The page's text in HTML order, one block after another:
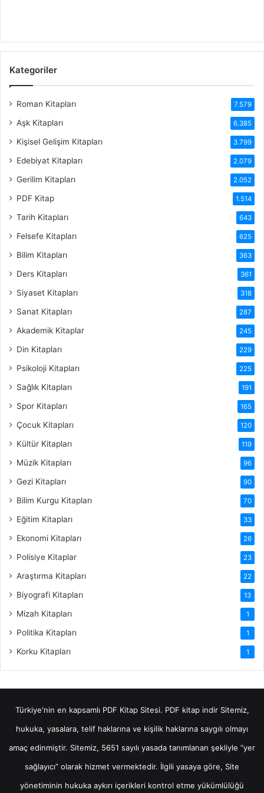
Kategoriler
Roman Kitapları 7.579
Aşk Kitapları 6.385
Kişisel Gelişim Kitapları 3.799
Edebiyat Kitapları 2.079
Gerilim Kitapları 2.052
PDF Kitap 1.514
Tarih Kitapları 643
Felsefe Kitapları 625
Bilim Kitapları 363
Ders Kitapları 361
Siyaset Kitapları 318
Sanat Kitapları 287
Akademik Kitaplar 245
Din Kitapları 229
Psikoloji Kitapları 225
Sağlık Kitapları 191
Spor Kitapları 165
Çocuk Kitapları 120
Kültür Kitapları 119
Müzik Kitapları 96
Gezi Kitapları 90
Bilim Kurgu Kitapları 70
Eğitim Kitapları 33
Ekonomi Kitapları 26
Polisiye Kitaplar 23
Araştırma Kitapları 22
Biyografi Kitapları 13
Mizah Kitapları 1
Politika Kitapları 1
Korku Kitapları 1
Türkiye'nin en kapsamlı PDF Kitap Sitesi. PDF kitap indirSitemiz,
hukuka, yasalara, telif haklarına ve kişilik haklarına saygılı olmayı
amaç edinmiştir. Sitemiz, 5651 sayılı yasada tanımlanan şekliyle “yer
sağlayıcı” olarak hizmet vermektedir. İlgili yasaya göre, Site
yönetiminin hukuka aykırı içerikleri kontrol etme yükümlülüğü